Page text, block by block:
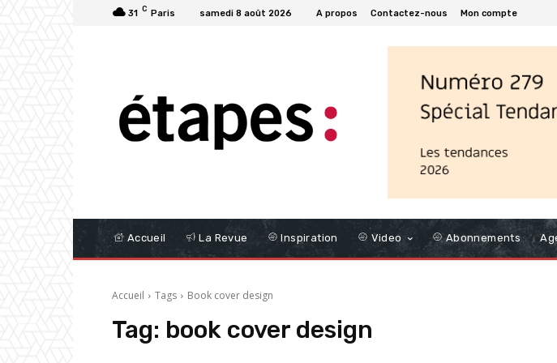
31 C Paris samedi 8 août 2026 A propos Contactez-nous Mon compte
Accueil La Revue Inspiration Video Abonnements
Accueil Tags Book cover design
Tag: book cover design